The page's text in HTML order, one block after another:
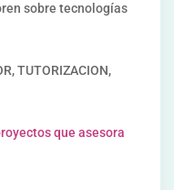
sobre tecnologías
TUTORIZACION,
que asesora